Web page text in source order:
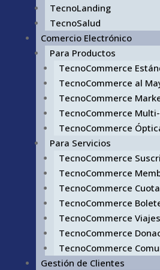
TecnoLanding
TecnoSalud
Comercio Electrónico
Para Productos
TecnoCommerce
TecnoCommerce al
TecnoCommerce
TecnoCommerce
TecnoCommerce
Para Servicios
TecnoCommerce
TecnoCommerce
TecnoCommerce
TecnoCommerce
TecnoCommerce
TecnoCommerce
TecnoCommerce
Gestión de Clientes